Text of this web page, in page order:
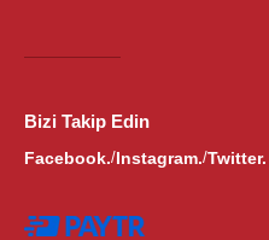
Bizi Takip Edin
Facebook./Instagram./Twitter.